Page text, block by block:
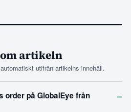
artikeln
utifrån artikelns innehåll.
order på GlobalEye från
–